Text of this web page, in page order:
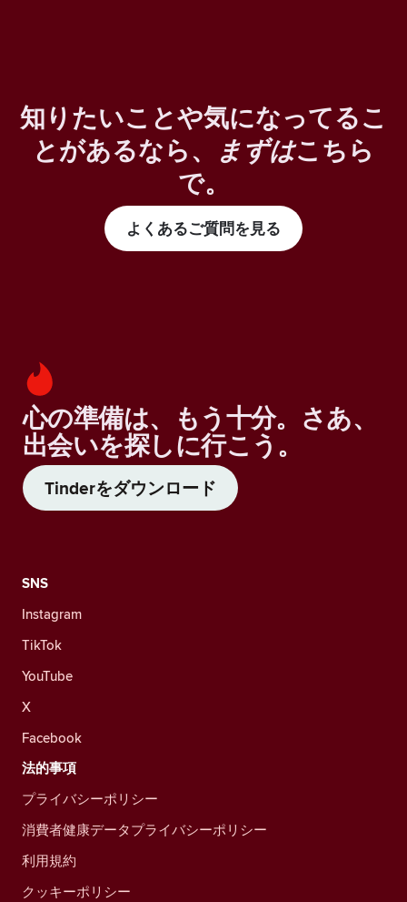
知りたいことや気になってるこ
とがあるなら、
まずはこちら
で。
よくあるご質問を見る
心の準備は、もう十分。さあ、
出会いを探しに行こう。
Tinderをダウンロード
SNS
Instagram
TikTok
YouTube
X
Facebook
法的事項
プライバシーポリシー
消費者健康データプライバシーポリシー
利用規約
クッキーポリシー